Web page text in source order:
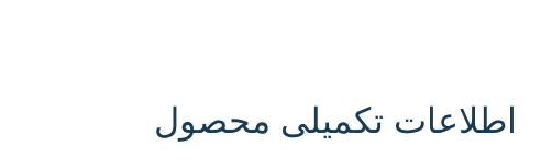
اطلاعات تکمیلی محصول